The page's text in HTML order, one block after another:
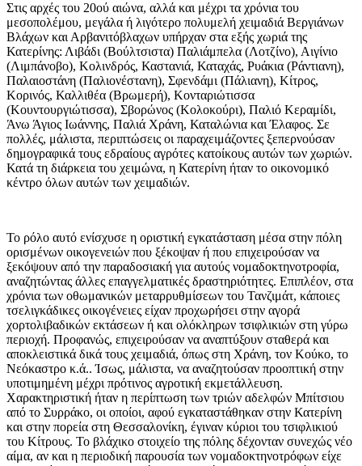
Στις αρχές του 20ού αιώνα, αλλά και μέχρι τα χρόνια του
μεσοπολέμου, μεγάλα ή λιγότερο πολυμελή χειμαδιά Βεργιάνων
Βλάχων και Αρβανιτόβλαχων υπήρχαν στα εξής χωριά της
Κατερίνης: Λιβάδι (Βούλτσιστα) Παλιάμπελα (Λοτζίνο), Αιγίνιο
(Λιμπάνοβο), Κολινδρός, Καστανιά, Καταχάς, Ρυάκια (Ράντιανη),
Παλαιοστάνη (Παλιονέστανη), Σφενδάμι (Πάλιανη), Κίτρος,
Κορινός, Καλλιθέα (Βρωμερή), Κονταριώτισσα
(Κουντουργιώτισσα), Σβορώνος (Κολοκούρι), Παλιό Κεραμίδι,
Άνω Άγιος Ιωάννης, Παλιά Χράνη, Καταλώνια και Έλαφος. Σε
πολλές, μάλιστα, περιπτώσεις οι παραχειμάζοντες ξεπερνούσαν
δημογραφικά τους εδραίους αγρότες κατοίκους αυτών των χωριών.
Κατά τη διάρκεια του χειμώνα, η Κατερίνη ήταν το οικονομικό
κέντρο όλων αυτών των χειμαδιών.
Το ρόλο αυτό ενίσχυσε η οριστική εγκατάσταση μέσα στην πόλη
ορισμένων οικογενειών που ξέκοψαν ή που επιχειρούσαν να
ξεκόψουν από την παραδοσιακή για αυτούς νομαδοκτηνοτροφία,
αναζητώντας άλλες επαγγελματικές δραστηριότητες. Επιπλέον, στα
χρόνια των οθωμανικών μεταρρυθμίσεων του Τανζιμάτ, κάποιες
τσελιγκάδικες οικογένειες είχαν προχωρήσει στην αγορά
χορτολιβαδικών εκτάσεων ή και ολόκληρων τσιφλικιών στη γύρω
περιοχή. Προφανώς, επιχειρούσαν να αναπτύξουν σταθερά και
αποκλειστικά δικά τους χειμαδιά, όπως στη Χράνη, τον Κούκο, το
Νεόκαστρο κ.ά.. Ίσως, μάλιστα, να αναζητούσαν προοπτική στην
υποτιμημένη μέχρι πρότινος αγροτική εκμετάλλευση.
Χαρακτηριστική ήταν η περίπτωση των τριών αδελφών Μπίτσιου
από το Συρράκο, οι οποίοι, αφού εγκαταστάθηκαν στην Κατερίνη
και στην πορεία στη Θεσσαλονίκη, έγιναν κύριοι του τσιφλικιού
του Κίτρους. Το βλάχικο στοιχείο της πόλης δέχονταν συνεχώς νέο
αίμα, αν και η περιοδική παρουσία των νομαδοκτηνοτρόφων είχε